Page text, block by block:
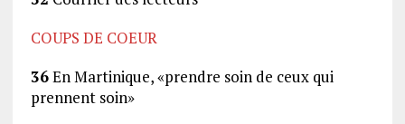
COUPS DE COEUR
36En Martinique, «prendre soin de ceux qui
prennent soin»